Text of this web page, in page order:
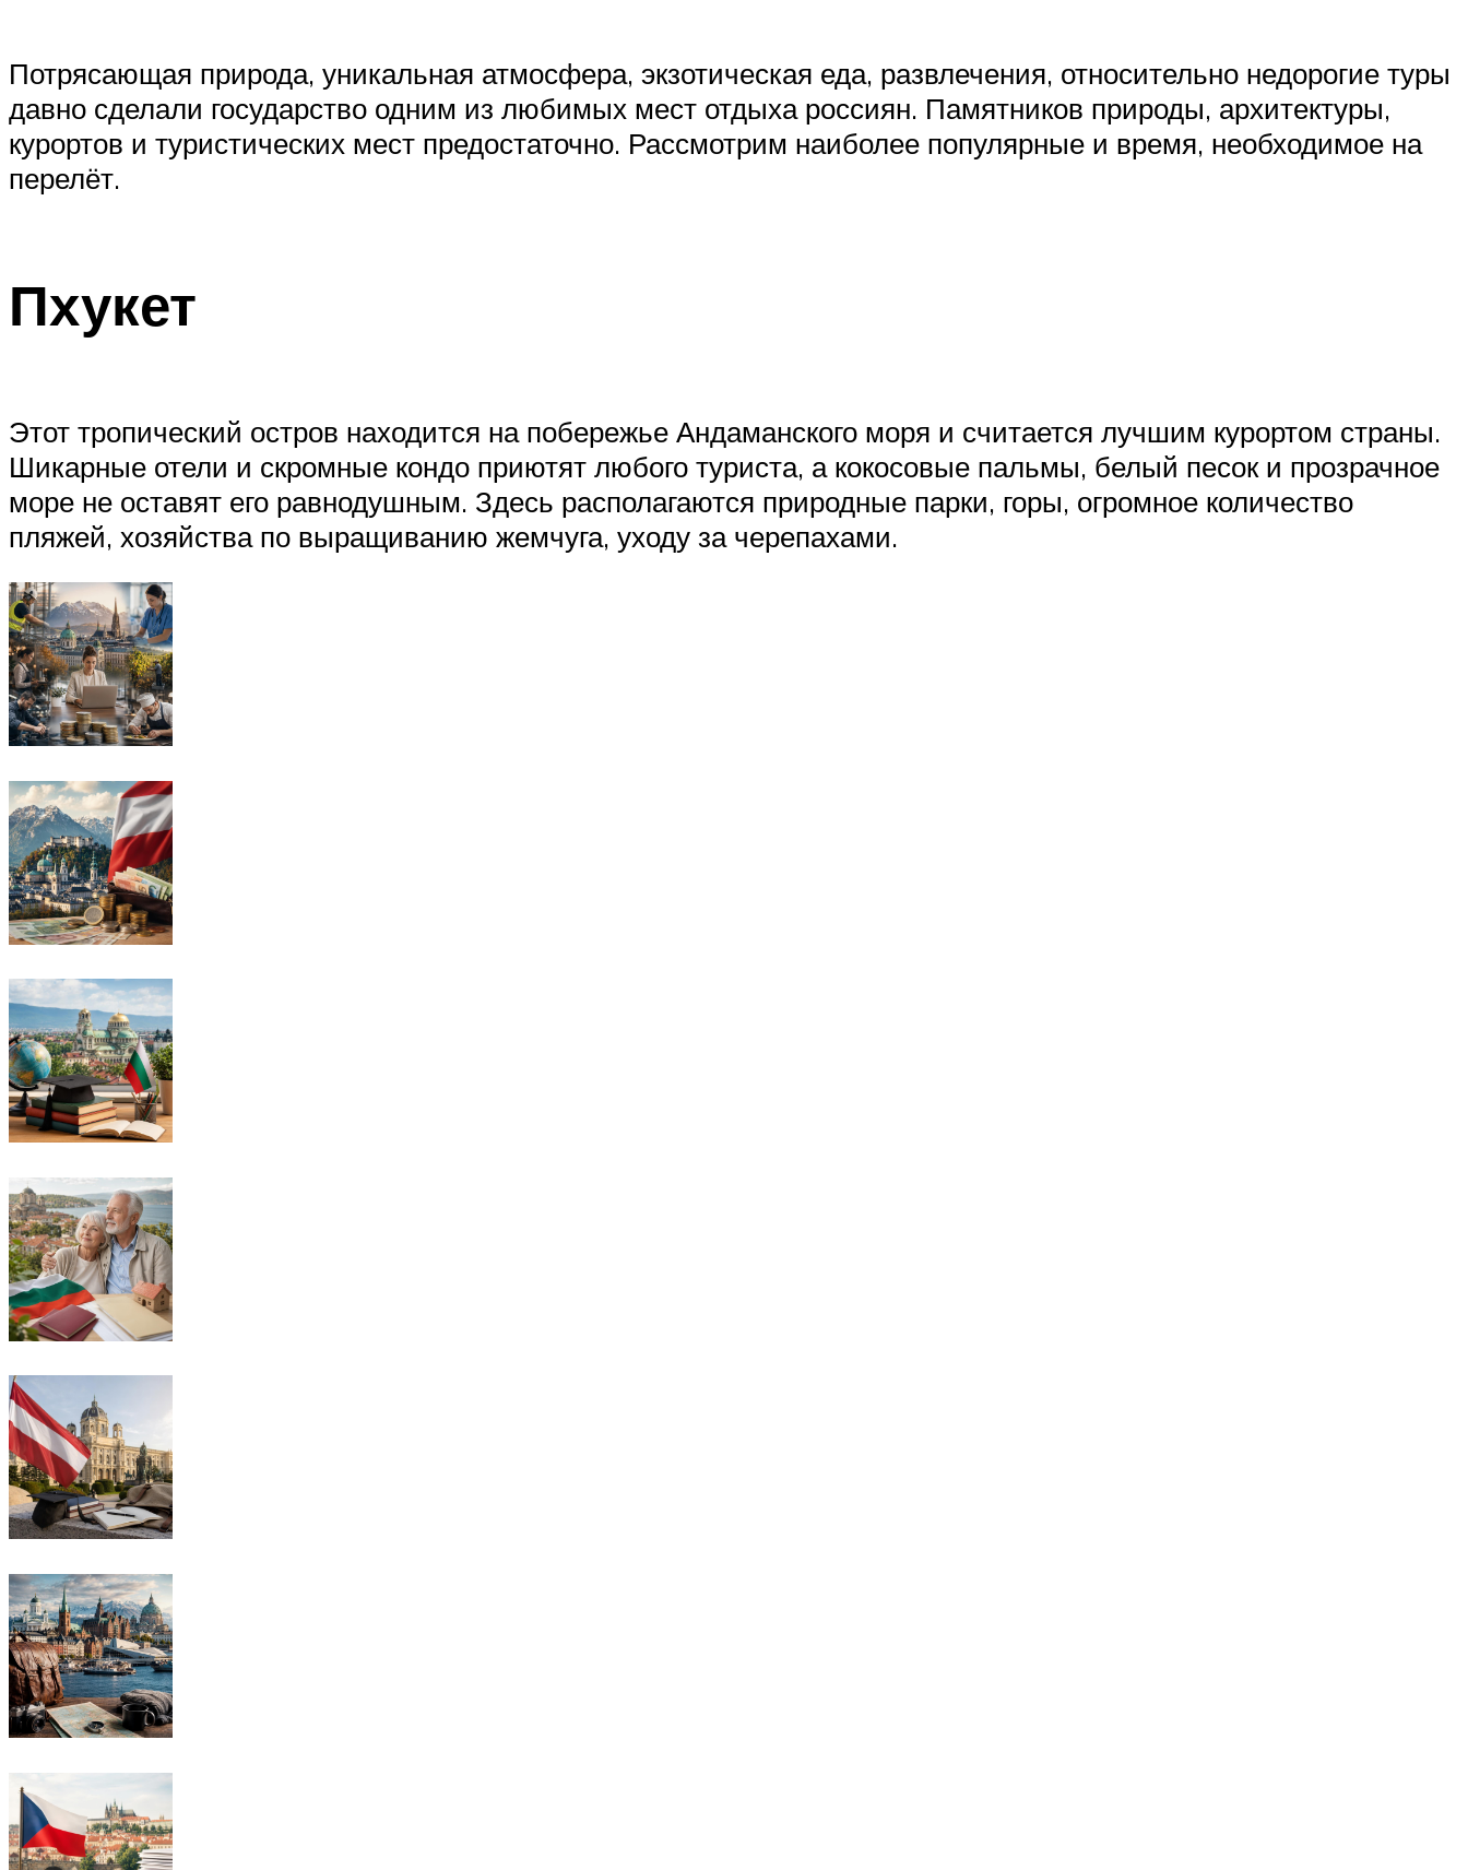
Потрясающая природа, уникальная атмосфера, экзотическая еда, развлечения, относительно недорогие туры
давно сделали государство одним из любимых мест отдыха россиян. Памятников природы, архитектуры,
курортов и туристических мест предостаточно. Рассмотрим наиболее популярные и время, необходимое на
перелёт.
Пхукет
Этот тропический остров находится на побережье Андаманского моря и считается лучшим курортом страны.
Шикарные отели и скромные кондо приютят любого туриста, а кокосовые пальмы, белый песок и прозрачное
море не оставят его равнодушным. Здесь располагаются природные парки, горы, огромное количество
пляжей, хозяйства по выращиванию жемчуга, уходу за черепахами.